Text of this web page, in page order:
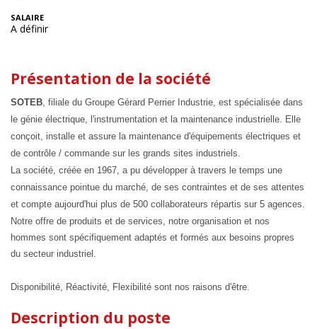
SALAIRE
A définir
Présentation de la société
SOTEB, filiale du Groupe Gérard Perrier Industrie, est spécialisée dans
le génie électrique, l'instrumentation et la maintenance industrielle. Elle
conçoit, installe et assure la maintenance d'équipements électriques et
de contrôle / commande sur les grands sites industriels.
La société, créée en 1967, a pu développer à travers le temps une
connaissance pointue du marché, de ses contraintes et de ses attentes
et compte aujourd'hui plus de 500 collaborateurs répartis sur 5 agences.
Notre offre de produits et de services, notre organisation et nos
hommes sont spécifiquement adaptés et formés aux besoins propres
du secteur industriel.
Disponibilité, Réactivité, Flexibilité sont nos raisons d'être.
Description du poste